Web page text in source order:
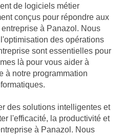
de logiciels métier
conçus pour répondre aux
à Panazol. Nous
des opérations
sont essentielles pour
là pour vous aider à
à notre programmation
des solutions intelligentes et
l'efficacité, la productivité et
à Panazol. Nous